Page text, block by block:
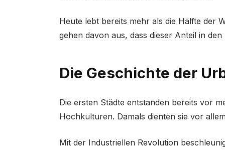
Heute lebt bereits mehr als die Hälfte der
gehen davon aus, dass dieser Anteil in
Die Geschichte der
Die ersten Städte entstanden bereits vor
Hochkulturen. Damals dienten sie vor
Mit der Industriellen Revolution